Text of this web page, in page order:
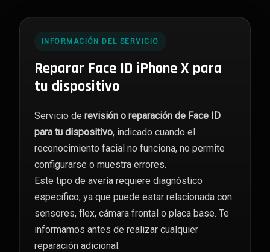
INFORMACIÓN DEL SERVICIO
Reparar Face ID iPhone X para
tu dispositivo
Servicio de revisión o reparación de Face ID
para tu dispositivo, indicado cuando el
reconocimiento facial no funciona, no permite
configurarse o muestra errores.
Este tipo de avería requiere diagnóstico
específico, ya que puede estar relacionada con
sensores, flex, cámara frontal o placa base. Te
informamos antes de realizar cualquier
reparación adicional.